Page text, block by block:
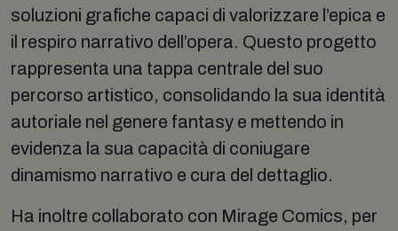
soluzioni grafiche capaci di valorizzare l’epica e
il respiro narrativo dell’opera. Questo progetto
rappresenta una tappa centrale del suo
percorso artistico, consolidando la sua identità
autoriale nel genere fantasy e mettendo in
evidenza la sua capacità di coniugare
dinamismo narrativo e cura del dettaglio.
Ha inoltre collaborato con Mirage Comics, per